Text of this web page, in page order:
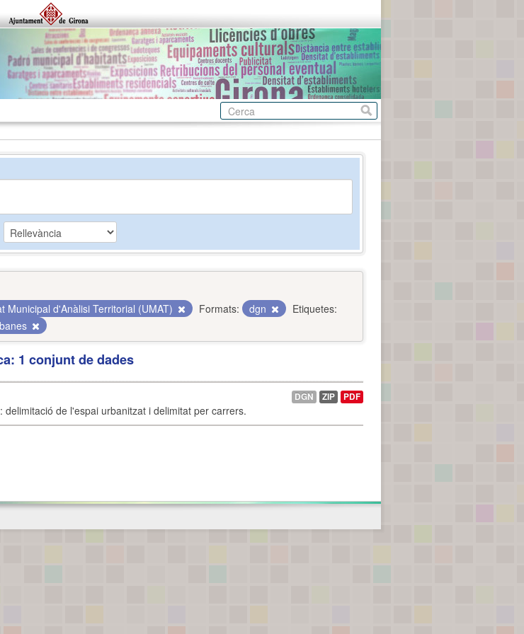
Municipal d'Anàlisi Territorial (UMAT) Formats: dgn
Etiquetes:
1 conjunt de dades
delimitació de l'espai urbanitzat i delimitat per carrers.
DGN ZIP PDF